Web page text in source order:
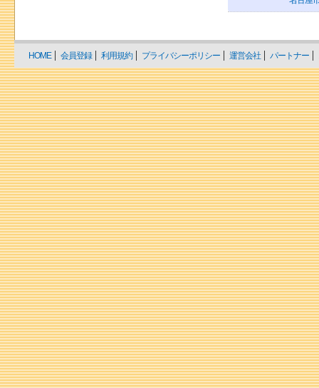
HOME 会員登録 利用規約 プライバシーポリシー 運営会社 パートナー